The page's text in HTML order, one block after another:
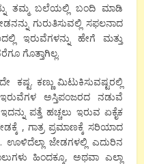
ತಮ್ಮ ಬಲೆಯಲ್ಲಿ ಬಂದಿ ಮಾಡಿ
ಗುರುತಿಸುವಲ್ಲಿ ಸಫಲನಾದ
ಇರುವೆಗಳನ್ನು ಹೇಗೆ ಮತ್ತು
ಗೊತ್ತಾಗಿಲ್ಲ.
ಕಷ್ಟ. ಕಣ್ಣು ಮಿಟುಕಿಸುವಷ್ಟರಲ್ಲಿ
ಅಸ್ತಿಪಂಜರದ ನಡುವೆ
ಪತ್ತೆ ಹಚ್ಚಲು ಇರುವ ಏಕೈಕ
, ಗಾತ್ರ ಪ್ರಮಾಣಕ್ಕೆ ಸರಿಯಾದ
ಊಳಿದೆಲ್ಲಾ ಜೇಡಗಳಲ್ಲಿ ಎದುರಿನ
ಹಿಂದಕ್ಕೂ, ಅಥವಾ ಎಲ್ಲಾ